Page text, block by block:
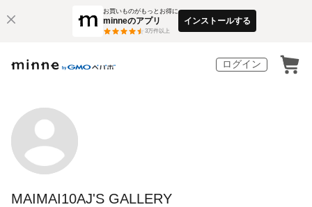
お買いものがもっとお得に
minneのアプリ
3万件以上
インストールする
ログイン
MAIMAI10AJ'S GALLERY